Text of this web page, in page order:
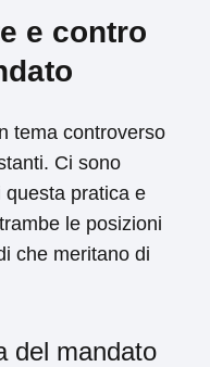
e contro
tema controverso
Ci sono
pratica e
le posizioni
che meritano di
del mandato